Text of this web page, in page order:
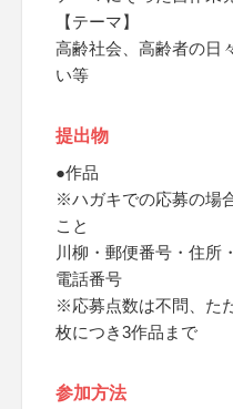
【テーマ】
高齢社会、高齢者の日
い等
提出物
●作品
※ハガキでの応募の場
こと
川柳・郵便番号・住所
電話番号
※応募点数は不問、た
枚につき3作品まで
参加方法